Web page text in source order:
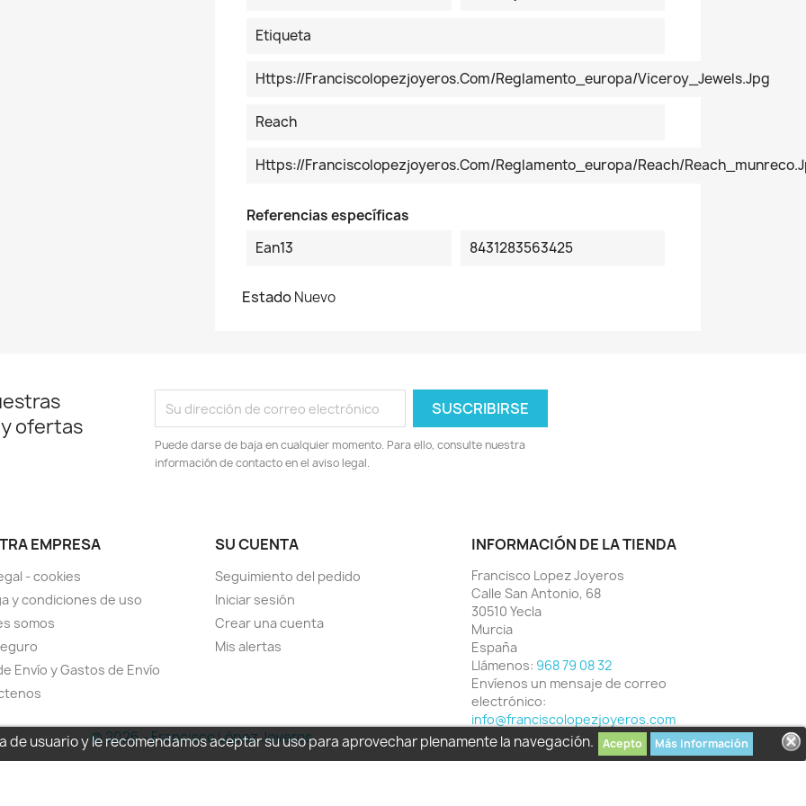
usuario y le recomendamos aceptar su uso para aprovechar plenamente la navegación. Acepto Más información
Etiqueta
Https://franciscolopezjoyeros.com/reglamento_europa/Viceroy_Jewels.jpg
Reach
Https://franciscolopezjoyeros.com/reglamento_europa/reach/
Referencias específicas
Ean13
8431283563425
EstadoNuevo
ofertas
Puede darse de baja en cualquier momento. Para ello, consulte nuestra
información de contacto en el aviso legal.
EMPRESA
- cookies
y condiciones de uso
somos
Envío y Gastos de Envío
SU CUENTA
Seguimiento del pedido
Iniciar sesión
Crear una cuenta
Mis alertas
INFORMACIÓN DE LA TIENDA
Francisco Lopez Joyeros
Calle San Antonio, 68
30510 Yecla
Murcia
España
Llámenos: 968 79 08 32
Envíenos un mensaje de correo
electrónico:
info@franciscolopezjoyeros.com
© 2026 - Francisco López Joyeros